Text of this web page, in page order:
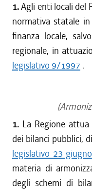
1.Agli enti locali del
normativa statale
finanza locale,
regionale, in
legislativo 9/1997 .
1. La Regione
dei bilanci pubblici,
legislativo 23
materia di
degli schemi di